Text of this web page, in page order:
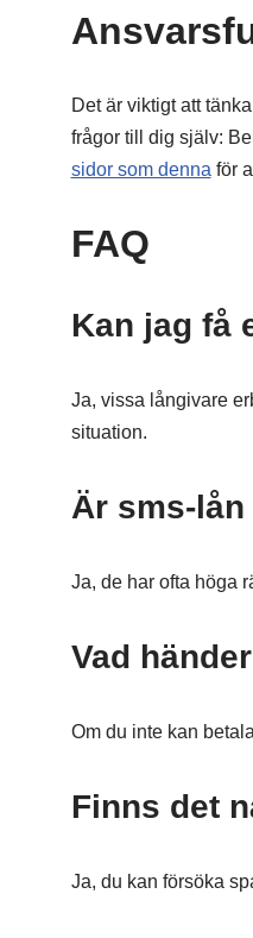
Det är viktigt att
frågor till dig själv:
sidor som denna för
FAQ
Kan jag få
Ja, vissa långivare
situation.
Är sms-
Ja, de har ofta höga
Vad
Om du inte kan
Finns det
Ja, du kan försöka